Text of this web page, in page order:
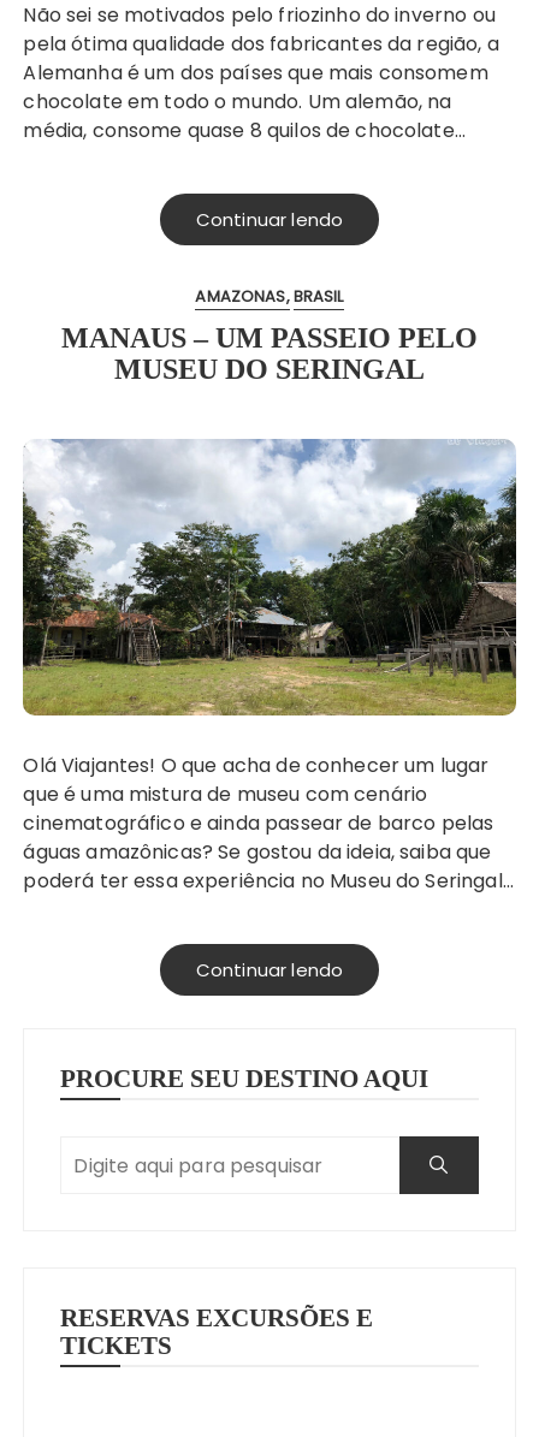
Não sei se motivados pelo friozinho do inverno ou
pela ótima qualidade dos fabricantes da região, a
Alemanha é um dos países que mais consomem
chocolate em todo o mundo. Um alemão, na
média, consome quase 8 quilos de chocolate…
Continuar lendo
AMAZONAS BRASIL
MANAUS – UM PASSEIO PELO
MUSEU DO SERINGAL
Olá Viajantes! O que acha de conhecer um lugar
que é uma mistura de museu com cenário
cinematográfico e ainda passear de barco pelas
águas amazônicas? Se gostou da ideia, saiba que
poderá ter essa experiência no Museu do Seringal…
Continuar lendo
PROCURE SEU DESTINO AQUI
RESERVAS EXCURSÕES E
TICKETS